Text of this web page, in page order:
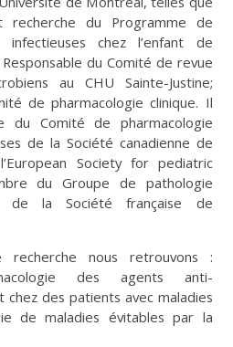
recherche du Programme de
infectieuses chez l’enfant de
du Comité de revue
au CHU Sainte-Justine;
de pharmacologie clinique. Il
du Comité de pharmacologie
de la Société canadienne de
Society for pediatric
du Groupe de pathologie
de la Société française de
nous retrouvons :
des agents anti-
chez des patients avec maladies
de maladies évitables par la